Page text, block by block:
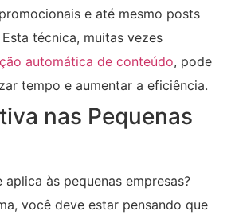
e até mesmo posts
técnica, muitas vezes
automática de conteúdo, pode
tempo e aumentar a eficiência.
nas Pequenas
aplica às pequenas empresas?
você deve estar pensando que